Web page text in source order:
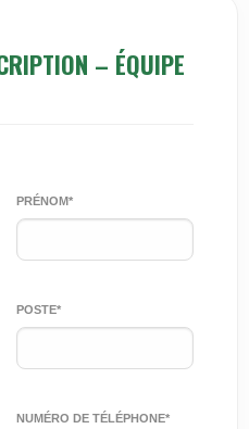
– ÉQUIPE
PRÉNOM*
POSTE*
NUMÉRO DE TÉLÉPHONE*